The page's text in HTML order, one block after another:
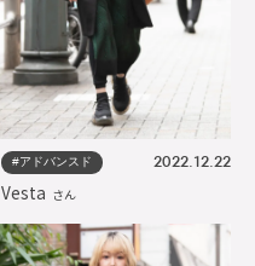
#アドバンスド 2022.12.22
Vesta さん